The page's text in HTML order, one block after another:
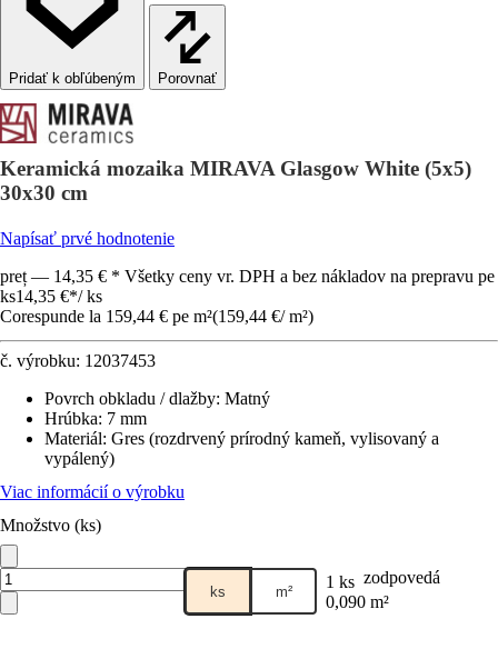
Porovnať
Keramická mozaika MIRAVA Glasgow White (5x5)
30x30 cm
Napísať prvé hodnotenie
preț — 14,35 € * Všetky ceny vr. DPH a bez nákladov na prepravu pe
ks14,35 €*/ ks
Corespunde la 159,44 € pe m²(159,44 €/ m²)
č. výrobku: 12037453
Povrch obkladu / dlažby: Matný
Hrúbka: 7 mm
Materiál: Gres (rozdrvený prírodný kameň, vylisovaný a
vypálený)
Viac informácií o výrobku
Množstvo (ks)
ks m² 1 ks zodpovedá
0,090 m²